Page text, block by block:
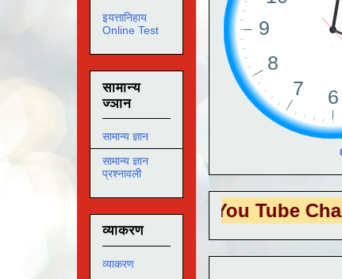
EDUTECHया You Tube Channel ला
इयत्तानिहाय
Online Test
सामान्य
ज्ञान
सामान्य ज्ञान
सामान्य ज्ञान
प्रश्नावली
व्याकरण
व्याकरण